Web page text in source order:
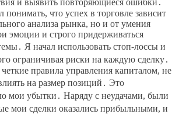
и выявить повторяющиеся ошибки․
понимать, что успех в торговле зависит
анализа рынка, но и от умения
эмоции и строго придерживаться
Я начал использовать стоп-лоссы и
ограничивая риски на каждую сделку․
правила управления капиталом, не
на размер позиций․ Это
мои убытки․ Наряду с неудачами, были
мои сделки оказались прибыльными, и